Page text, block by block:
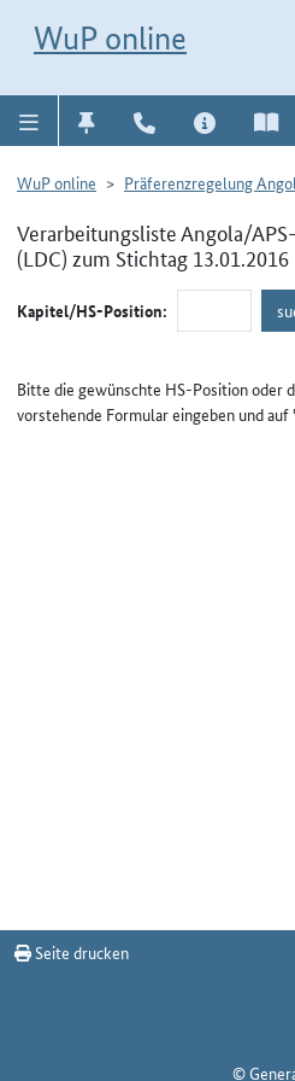
WuP online
WuP online Präferenzregelung
Verarbeitungsliste Angola/
(LDC) zum Stichtag 13.01.2016
Kapitel/HS-Position:
Bitte die gewünschte HS-Position oder
vorstehende Formular eingeben und
Seite drucken
©